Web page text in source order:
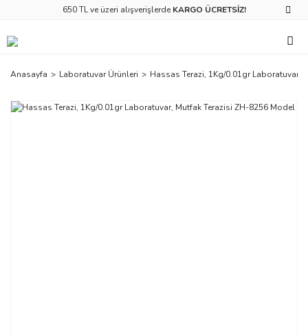
650 TL ve üzeri alışverişlerde KARGO ÜCRETSİZ!
Anasayfa Laboratuvar Ürünleri Hassas Terazi, 1Kg/0.01gr Laboratuvar,